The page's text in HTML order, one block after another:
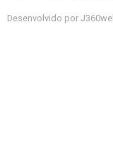
Desenvolvido por